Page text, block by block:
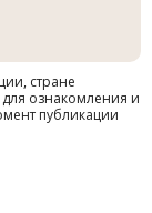
стране
для ознакомления и
публикации